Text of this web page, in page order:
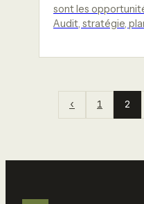
sont les
Audit, stratégie,
‹ 1 2